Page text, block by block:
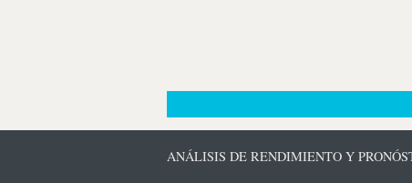
ANÁLISIS DE RENDIMIENTO Y